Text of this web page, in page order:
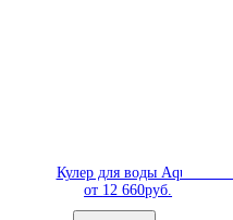
Кулер для воды Aqua
от 12 660руб.